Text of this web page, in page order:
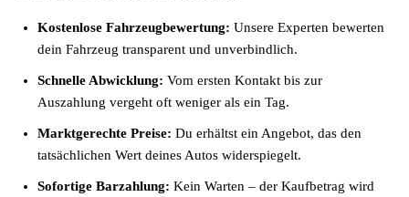
Kostenlose Fahrzeugbewertung: Unsere Experten bewerten
dein Fahrzeug transparent und unverbindlich.
Schnelle Abwicklung: Vom ersten Kontakt bis zur
Auszahlung vergeht oft weniger als ein Tag.
Marktgerechte Preise: Du erhältst ein Angebot, das den
tatsächlichen Wert deines Autos widerspiegelt.
Sofortige Barzahlung: Kein Warten – der Kaufbetrag wird